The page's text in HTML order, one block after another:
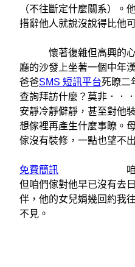
（不往斷定什麼關系）。
措辭他人就說沒說得比他
懷著復雜但高興的心
廳的沙發上坐著一個中年
爸爸SMS 短訊平台死瞭二
查詢拜訪什麼？莫非．．
安靜冷靜僻靜，甚至對他
想傢裡再產生什麼事瞭。
傢沒有裝修，一點也望不
免費簡訊 咱們與他
但咱們傢對他早已沒有去
伴，他的女兒娟幾回約我
不見。